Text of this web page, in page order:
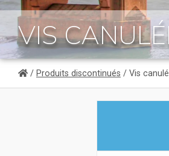
VIS
/ Produits discontinués / Vis